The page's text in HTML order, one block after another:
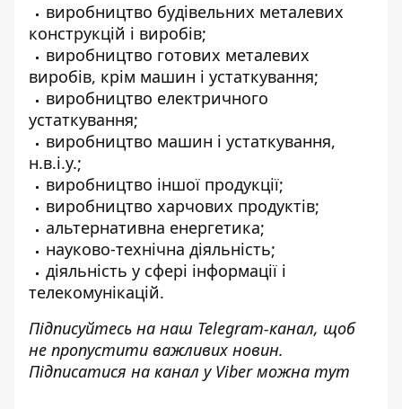
виробництво будівельних металевих
конструкцій і виробів;
виробництво готових металевих
виробів, крім машин і устаткування;
виробництво електричного
устаткування;
виробництво машин і устаткування,
н.в.і.у.;
виробництво іншої продукції;
виробництво харчових продуктів;
альтернативна енергетика;
науково-технічна діяльність;
діяльність у сфері інформації і
телекомунікацій.
Підписуйтесь на наш Telegram-канал, щоб
не пропустити важливих новин.
Підписатися на канал у Viber можна тут